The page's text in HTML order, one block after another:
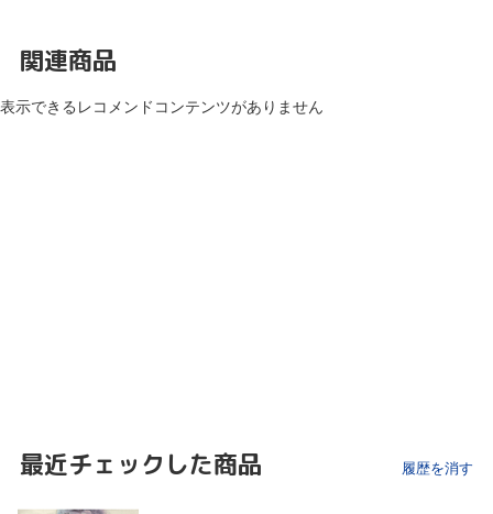
関連商品
表示できるレコメンドコンテンツがありません
最近チェックした商品 履歴を消す